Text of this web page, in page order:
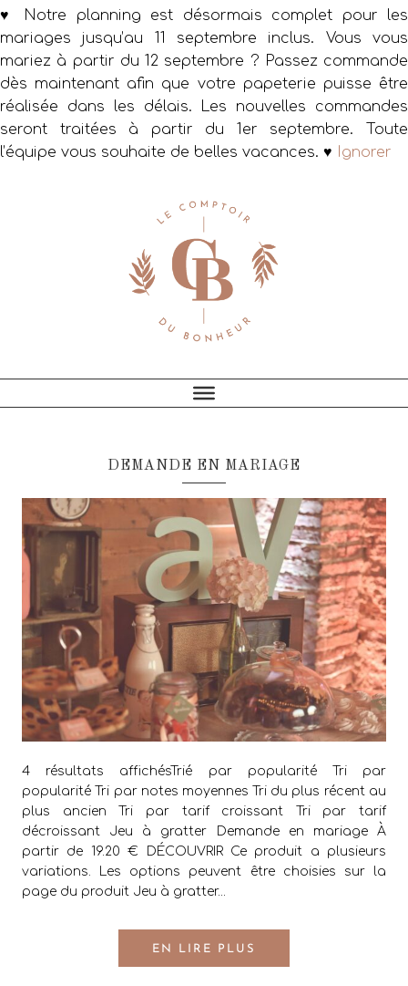
♥ Notre planning est désormais complet pour les
mariages jusqu’au 11 septembre inclus. Vous vous
mariez à partir du 12 septembre ? Passez commande
dès maintenant afin que votre papeterie puisse être
réalisée dans les délais. Les nouvelles commandes
seront traitées à partir du 1er septembre. Toute
l’équipe vous souhaite de belles vacances. ♥
Ignorer
DEMANDE EN MARIAGE
4 résultats affichésTrié par popularité Tri par
popularité Tri par notes moyennes Tri du plus récent au
plus ancien Tri par tarif croissant Tri par tarif
décroissant Jeu à gratter Demande en mariage À
partir de 19.20 € DÉCOUVRIR Ce produit a plusieurs
variations. Les options peuvent être choisies sur la
page du produit Jeu à gratter...
EN LIRE PLUS